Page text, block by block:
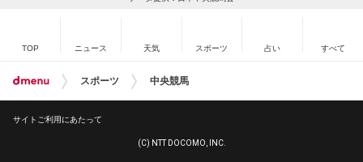
TOP ニュース 天気 スポーツ 占い すべて
スポーツ 中央競馬
サイトご利用にあたって
(C) NTT DOCOMO, INC.